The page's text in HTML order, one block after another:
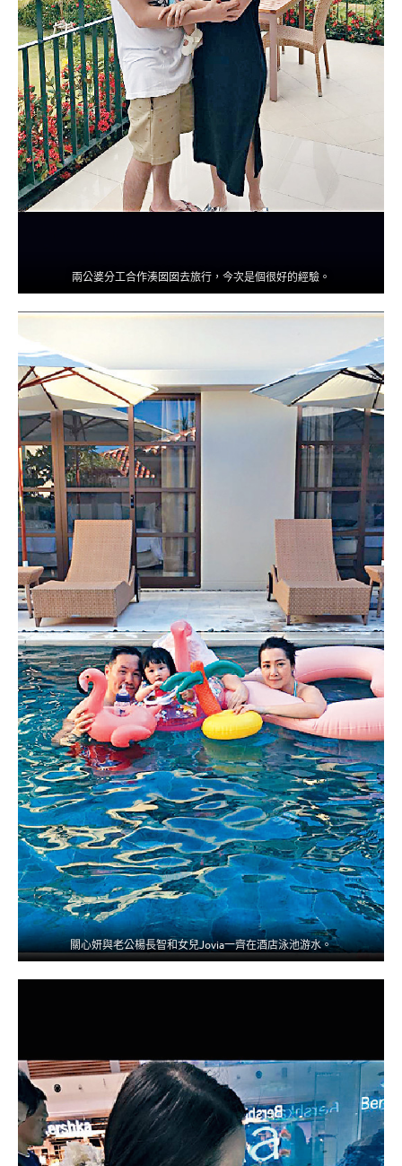
兩公婆分工合作湊囡囡去旅行，今次是個很好的經驗。
關心妍與老公楊長智和女兒Jovia一齊在酒店泳池游水。